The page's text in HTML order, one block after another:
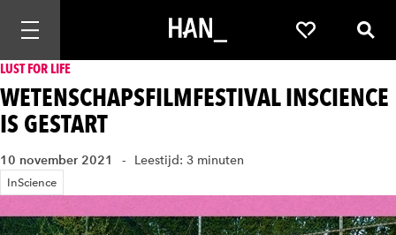
Mobiele navigatie openen Favorieten
LUST FOR LIFE
WETENSCHAPSFILMFESTIVAL INSCIENCE
IS GESTART
10 november 2021 Leestijd: 3 minuten
InScience